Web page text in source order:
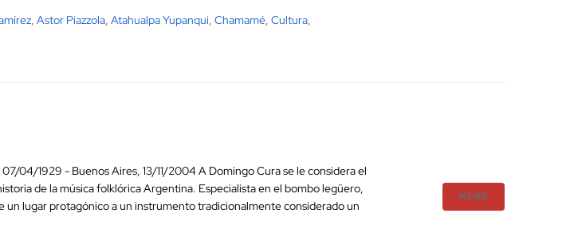
, Astor Piazzola, Atahualpa Yupanqui, Chamamé, Cultura,
04/1929 - Buenos Aires, 13/11/2004 A Domingo Cura se le considera el
de la música folklórica Argentina. Especialista en el bombo legüero,
un lugar protagónico a un instrumento tradicionalmente considerado un
MORE